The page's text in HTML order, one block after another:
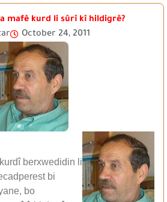
mafê kurd li sûrî kî hildigrê?
October 24, 2011
berxwedidin li
bi
bo